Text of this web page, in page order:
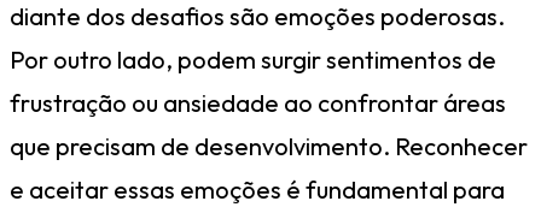
diante dos desafios são emoções poderosas.
Por outro lado, podem surgir sentimentos de
frustração ou ansiedade ao confrontar áreas
que precisam de desenvolvimento. Reconhecer
e aceitar essas emoções é fundamental para